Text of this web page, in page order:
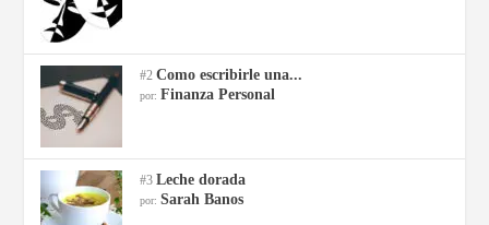
#2Como escribirle una...
por:Finanza Personal
#3Leche dorada
por:Sarah Banos